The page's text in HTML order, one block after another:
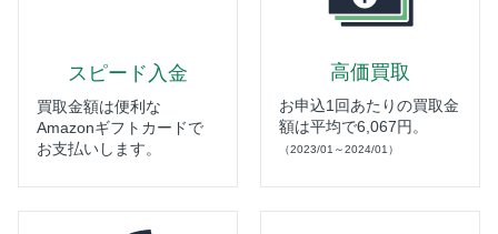
スピード入金
買取金額は便利な
Amazonギフトカードで
お支払いします。
高価買取
お申込1回あたりの買取金
額は平均で6,067円。
（2023/01～2024/01）